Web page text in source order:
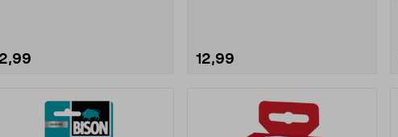
12,99